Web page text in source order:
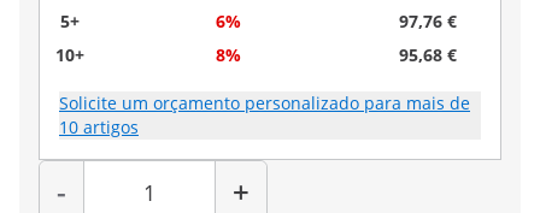
5+
6%
97,76 €
10+
8% 95,68 €
Solicite um orçamento personalizado para mais de
10 artigos
-
Quantidade
+